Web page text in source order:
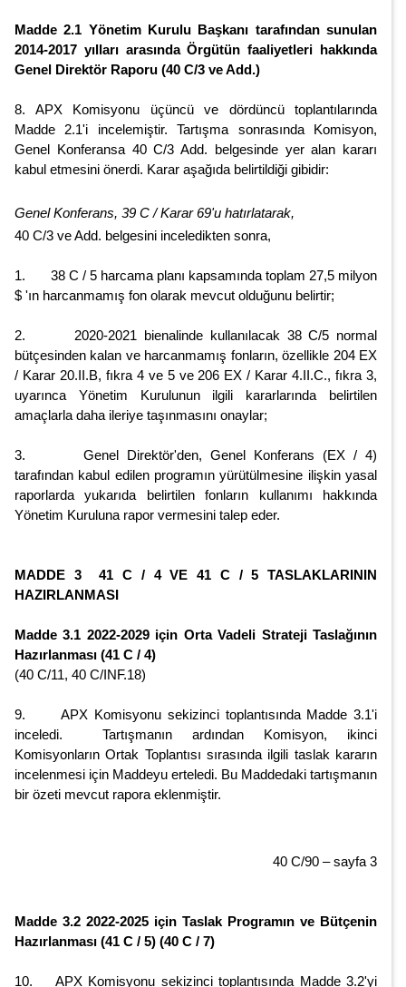
Madde 2.1 Yönetim Kurulu Başkanı tarafından sunulan
2014-2017 yılları arasında Örgütün faaliyetleri hakkında
Genel Direktör Raporu (40 C/3 ve Add.)
8. APX Komisyonu üçüncü ve dördüncü toplantılarında
Madde 2.1'i incelemiştir. Tartışma sonrasında Komisyon,
Genel Konferansa 40 C/3 Add. belgesinde yer alan kararı
kabul etmesini önerdi. Karar aşağıda belirtildiği gibidir:
Genel Konferans, 39 C / Karar 69'u hatırlatarak,
40 C/3 ve Add. belgesini inceledikten sonra,
1. 38 C / 5 harcama planı kapsamında toplam 27,5 milyon
$ 'ın harcanmamış fon olarak mevcut olduğunu belirtir;
2. 2020-2021 bienalinde kullanılacak 38 C/5 normal
bütçesinden kalan ve harcanmamış fonların, özellikle 204 EX
/ Karar 20.II.B, fıkra 4 ve 5 ve 206 EX / Karar 4.II.C., fıkra 3,
uyarınca Yönetim Kurulunun ilgili kararlarında belirtilen
amaçlarla daha ileriye taşınmasını onaylar;
3. Genel Direktör'den, Genel Konferans (EX / 4)
tarafından kabul edilen programın yürütülmesine ilişkin yasal
raporlarda yukarıda belirtilen fonların kullanımı hakkında
Yönetim Kuruluna rapor vermesini talep eder.
MADDE 3 41 C / 4 VE 41 C / 5 TASLAKLARININ
HAZIRLANMASI
Madde 3.1 2022-2029 için Orta Vadeli Strateji Taslağının
Hazırlanması (41 C / 4)
(40 C/11, 40 C/INF.18)
9. APX Komisyonu sekizinci toplantısında Madde 3.1'i
inceledi. Tartışmanın ardından Komisyon, ikinci
Komisyonların Ortak Toplantısı sırasında ilgili taslak kararın
incelenmesi için Maddeyu erteledi. Bu Maddedaki tartışmanın
bir özeti mevcut rapora eklenmiştir.
40 C/90 – sayfa 3
Madde 3.2 2022-2025 için Taslak Programın ve Bütçenin
Hazırlanması (41 C / 5) (40 C / 7)
10. APX Komisyonu sekizinci toplantısında Madde 3.2'yi